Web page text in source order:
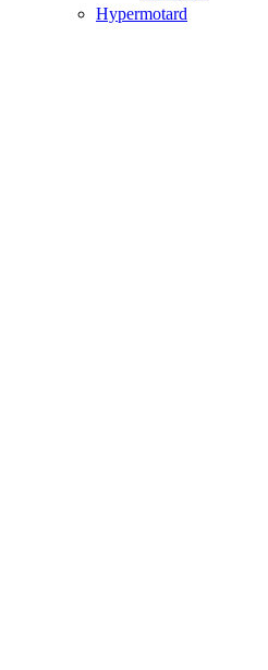
Hypermotard